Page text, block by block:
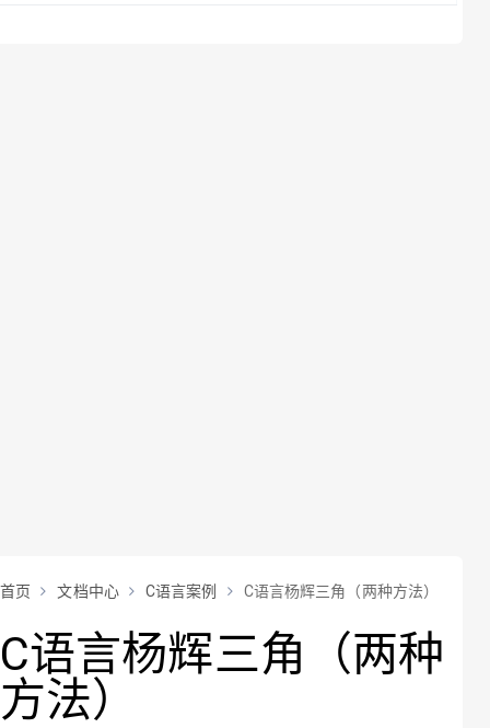
首页 文档中心 C语言案例 C语言杨辉三角（两种方法）
C语言杨辉三角（两种
方法）